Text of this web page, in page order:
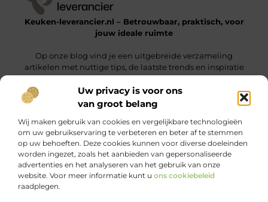
Uw privacy is voor ons
van groot belang
Wij maken gebruik van cookies en vergelijkbare technologieën
om uw gebruikservaring te verbeteren en beter af te stemmen
op uw behoeften. Deze cookies kunnen voor diverse doeleinden
worden ingezet, zoals het aanbieden van gepersonaliseerde
advertenties en het analyseren van het gebruik van onze
website. Voor meer informatie kunt u ons cookiebeleid
raadplegen.
Keuken-leverancier.nl – Betrouwbaar, praktisch, voor
jouw ideale ruimte
Op onze blog vind je een uitgebreide verzameling
artikelen met nuttige tips, de laatste trends en inspiratie
om een functionele en stijlvolle omgeving te realiseren.
Onze informatie
Bericht categorie